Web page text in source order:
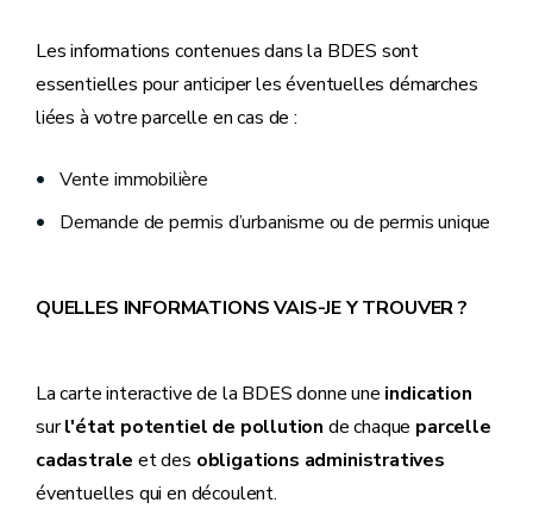
Les informations contenues dans la BDES sont
essentielles pour anticiper les éventuelles démarches
liées à votre parcelle en cas de :
Vente immobilière
Demande de permis d’urbanisme ou de permis unique
QUELLES INFORMATIONS VAIS-JE Y TROUVER ?
La carte interactive de la BDES donne une indication
surl'état potentiel de pollution de chaque parcelle
cadastrale et des obligations administratives
éventuelles qui en découlent.